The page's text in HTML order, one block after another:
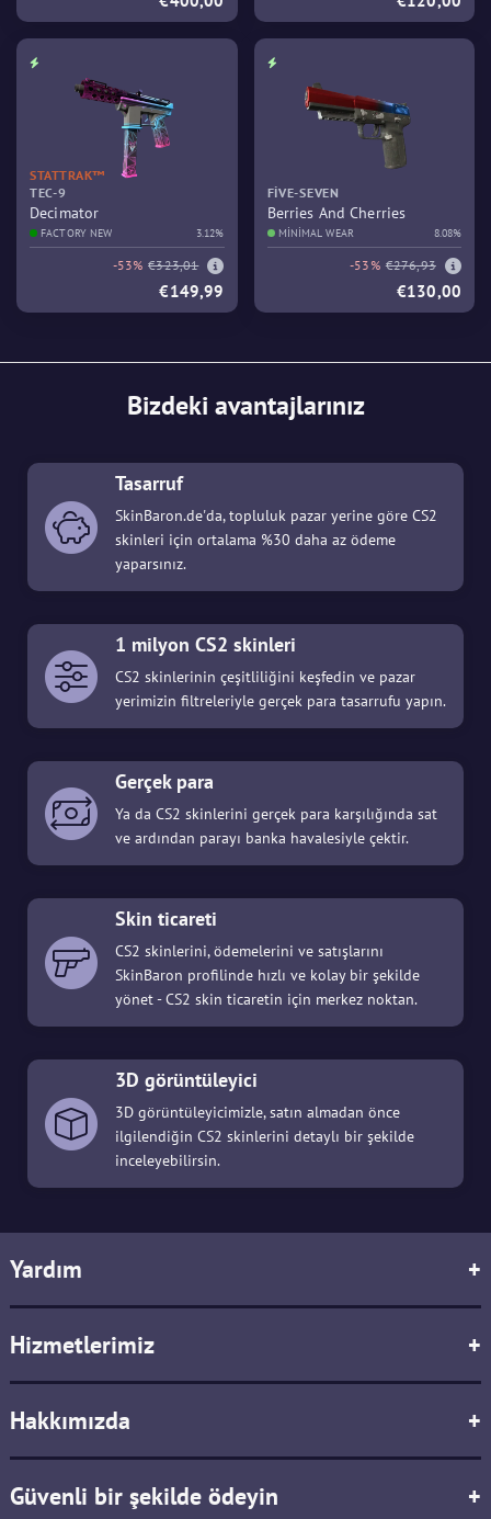
STATTRAK™
TEC-9
Decimator
FACTORY NEW 3.12%
-53% €323,01
€149,99
FIVE-SEVEN
Berries And Cherries
MINIMAL WEAR 8.08%
-53% €276,93
€130,00
Bizdeki avantajlarınız
Tasarruf
SkinBaron.de'da, topluluk pazar yerine göre CS2
skinleri için ortalama %30 daha az ödeme
yaparsınız.
1 milyon CS2 skinleri
CS2 skinlerinin çeşitliliğini keşfedin ve pazar
yerimizin filtreleriyle gerçek para tasarrufu yapın.
Gerçek para
Ya da CS2 skinlerini gerçek para karşılığında sat
ve ardından parayı banka havalesiyle çektir.
Skin ticareti
CS2 skinlerini, ödemelerini ve satışlarını
SkinBaron profilinde hızlı ve kolay bir şekilde
yönet - CS2 skin ticaretin için merkez noktan.
3D görüntüleyici
3D görüntüleyicimizle, satın almadan önce
ilgilendiğin CS2 skinlerini detaylı bir şekilde
inceleyebilirsin.
Yardım +
Hizmetlerimiz +
Hakkımızda +
Güvenli bir şekilde ödeyin +